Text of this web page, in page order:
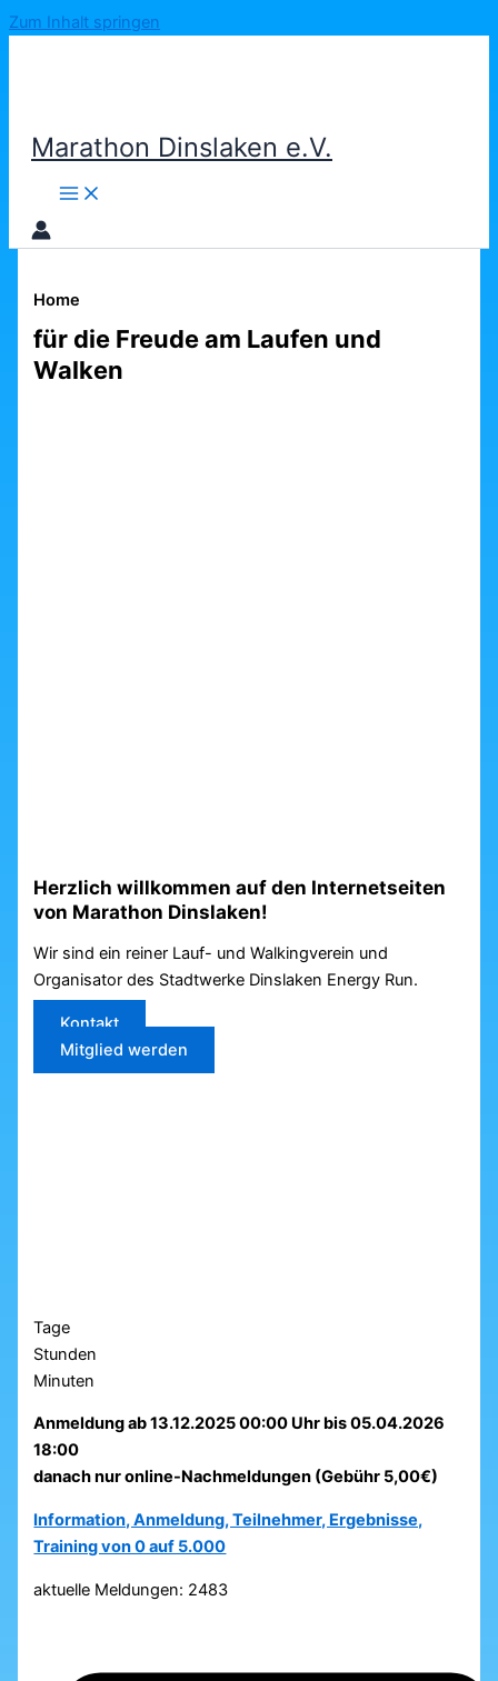
Zum Inhalt springen
Marathon Dinslaken e.V.
Home
für die Freude am Laufen und
Walken
Herzlich willkommen auf den Internetseiten
von Marathon Dinslaken!
Wir sind ein reiner Lauf- und Walkingverein und
Organisator des Stadtwerke Dinslaken Energy Run.
Kontakt
Mitglied werden
Tage
Stunden
Minuten
Anmeldung ab 13.12.2025 00:00 Uhr bis 05.04.2026
18:00
danach nur online-Nachmeldungen (Gebühr 5,00€)
Information, Anmeldung, Teilnehmer, Ergebnisse,
Training von 0 auf 5.000
aktuelle Meldungen: 2483